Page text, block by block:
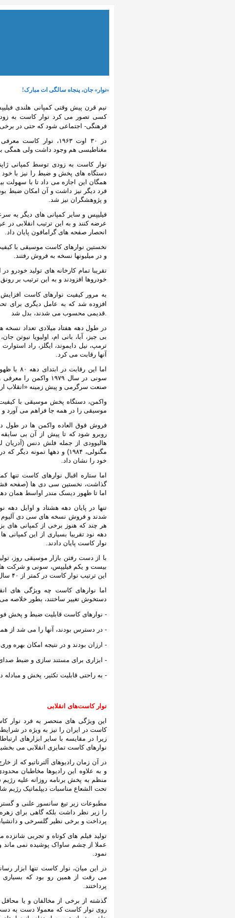
«نوار» جان، پنجاه سالگی ات مبارک!
نیم قرن پیش وقتی کمپانی هلندی
کسی تصور می کرد نوار کاست به زودی
فرهنگی- اجتماعی شود که حتی در برخی
در ۳۰ اوت ۱۹۶۳، نوار
مغناطیسی هم وجود داشت ولی همگی
نوار کاست به زودی توسط کمپانی
دستگاه های پخش و ضبط را نیز با خود
همگان این اجازه می داد تا با سهولت
فرد دیگر نیز داشت و آن امکان ضبط
و پژوهشگران نیز شد.
فیلیپس و سایر کمپانی های دیگر به
عرضه کنند و به این ترتیب انقلابی
انحصار صفحه های گرامافون پایان داد.
نخستین نوارهای کاست موسیقی با
و در میلیونها نسخه به فروش رفتند.
تقریبا تمام کارخانه های تولید
خودروها افزودند و به این ترتیب بر
به مرور کیفیت نوارهای کاست
افزوده شد که به عامل دیگری برای
قدیمی محسوب می شدند، بدل شد.
در طول دهه هفتاد میلادی تعداد نسخه
بی جیز، آبا، بانی ام، اولیویا نیوتن
ترمپ، نیل دایموند، ایگلز، راد
آنها رقابت می کرد.
اما این
سونی در سال ۱۹۷۹
صنعت سرگرمی و پیش زمینه «انقلاب
واکمن، دستگاه پخش موسیقی با
موسیقی را در همه جا فراهم می آورد
فروش فوق العاده واکمن ها در طول
روبرو شود که تا پیش از آن بی سابقه
مگنولی، ۱۹۸۴) و دهها
خود را نشان داد.
اما ستاره اقبال نوارهای کاست
اما تا ظهور دیسک مندر اواسط همان
تنها در پایان دهه هشتاد و اوایل
شدند و فروش نسخه های سی دی آلبوم
هر چند که هنوز برخی از کمپانی های
دهه نود تقریبا بسیاری از این
نوار کاست پایان دادند.
با از دست رفتن بازار موسیقی روز،
بیست و یکم فیلیپس، سونی و شرکت های
این ترتیب نوار کاست در کمتر از ۴۰ سال عملا به موزه تاریخ ارتباطات پیوست.
اما نوارهای کاست چه ویژگی های
دستخوش تغییر ساختند، بطور خلاصه
- نوارهای کاست قابلیت ضبط و پخش
- در دسترس بودند، آنها را می شد از
- ارزان بودند و در نتیجه امکان بهره
- ابزاری برای مستند سازی و ضبط
- به راحتی قابلیت تکثیر، پخش و مبادله
نوار کاست‌های انقلابی
این ویژگی های منحصر به فرد نوار
کاست در ایران را نیز به ویژه در
زیرا در مقایسه با سایر ابزارهای
نوارهای کاست تمایزی انقلابی می
در آن زمان رادیوهای آلترناتیو که از
و به علاوه این رادیوها مخاطبان
منظم به پخش برنامه روزانه علیه
تحت الشعاع مناسبات دیپلماتیک رژیم
مطبوعات زیر تیغ سانسور علنی و
را زیر نظر داشت بلکه گاهی برای
پرداخت و برخی نظیر گلسرخی و
تولید فیلم های کوتاه و تجربی شانزده
عملا از چشم ساواک پوشیده نمی ماند و
نمود.
در این میان، نوار کاست تنها ابزار
می رفت از همین رو بود که بسیاری
پرداختند.
گذشته از برخی از مخالفان و یا
روی نوار کاست که معمولا دست به